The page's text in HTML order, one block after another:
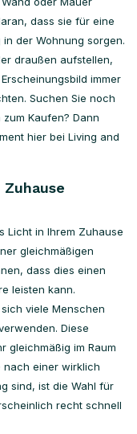
dass sie für eine
der Wohnung sorgen.
draußen aufstellen,
immer
Suchen Sie noch
Kaufen? Dann
hier bei Living and
Licht in Ihrem Zuhause
gleichmäßigen
dass dies einen
leisten kann.
viele Menschen
Diese
gleichmäßig im Raum
nach einer wirklich
sind, ist die Wahl für
recht schnell